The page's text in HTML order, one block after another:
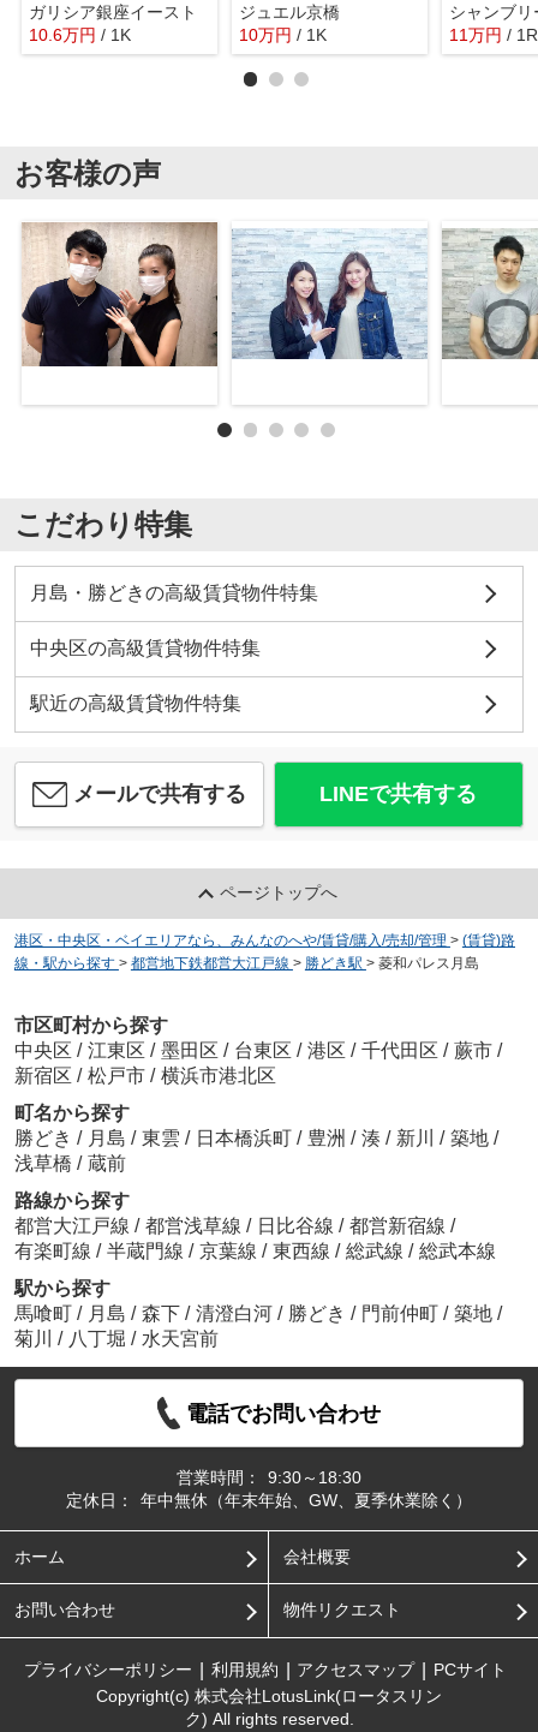
ガリシア銀座イースト
10.6万円 / 1K
ジュエル京橋
10万円 / 1K
シャンブ
11万円 / 1R
お客様の声
こだわり特集
月島・勝どきの高級賃貸物件特集
中央区の高級賃貸物件特集
駅近の高級賃貸物件特集
メールで共有する LINEで共有する
ページトップへ
港区・中央区・ベイエリアなら、みんなのへや/賃貸/購入/売却/管理 > (賃貸)路
線・駅から探す > 都営地下鉄都営大江戸線 > 勝どき駅 > 菱和パレス月島
市区町村から探す
中央区 / 江東区 / 墨田区 / 台東区 / 港区 / 千代田区 / 蕨市 /
新宿区 / 松戸市 / 横浜市港北区
町名から探す
勝どき / 月島 / 東雲 / 日本橋浜町 / 豊洲 / 湊 / 新川 / 築地 /
浅草橋 / 蔵前
路線から探す
都営大江戸線 / 都営浅草線 / 日比谷線 / 都営新宿線 /
有楽町線 / 半蔵門線 / 京葉線 / 東西線 / 総武線 / 総武本線
駅から探す
馬喰町 / 月島 / 森下 / 清澄白河 / 勝どき / 門前仲町 / 築地 /
菊川
/ 八丁堀 / 水天宮前
電話でお問い合わせ
営業時間：
9:30～18:30
定休日：
年中無休（年末年始、GW、夏季休業除く）
ホーム 会社概要
お問い合わせ 物件リクエスト
プライバシーポリシー 利用規約 アクセスマップ
PCサイト
Copyright(c) 株式会社LotusLink(ロータスリン
ク) All rights reserved.